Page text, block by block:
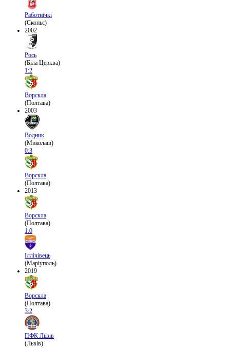
Работнічкі
(Скопьє)
2002
Рось
(Біла Церква)
1:2
Ворскла
(Полтава)
2003
Водник
(Миколаїв)
0:3
Ворскла
(Полтава)
2013
Ворскла
(Полтава)
1:0
Іллічівець
(Маріуполь)
2019
Ворскла
(Полтава)
3:2
ПФК Львів
(Львів)